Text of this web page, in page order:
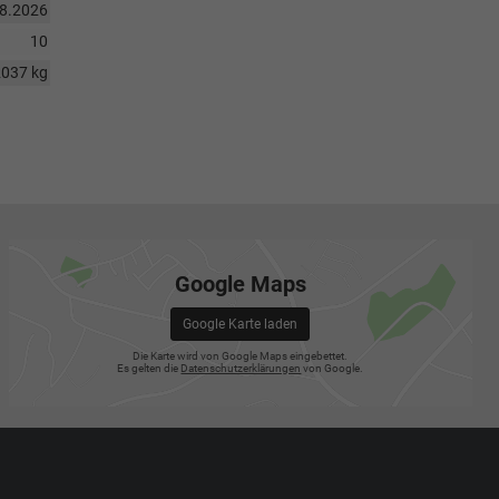
10
kg
Google Maps
Google Karte laden
Die Karte wird von Google Maps eingebettet.
Es gelten die Datenschutzerklärungen von Google.